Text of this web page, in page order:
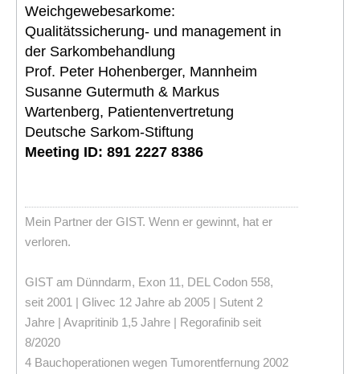
Weichgewebesarkome:
Qualitätssicherung- und management in
der Sarkombehandlung
Prof. Peter Hohenberger, Mannheim
Susanne Gutermuth & Markus
Wartenberg, Patientenvertretung
Deutsche Sarkom-Stiftung
Meeting ID: 891 2227 8386
Mein Partner der GIST. Wenn er gewinnt, hat er
verloren.
GIST am Dünndarm, Exon 11, DEL Codon 558,
seit 2001 | Glivec 12 Jahre ab 2005 | Sutent 2
Jahre | Avapritinib 1,5 Jahre | Regorafinib seit
8/2020
4 Bauchoperationen wegen Tumorentfernung 2002